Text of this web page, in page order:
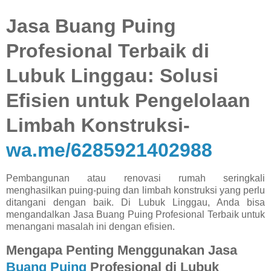
Jasa Buang Puing
Profesional Terbaik di
Lubuk Linggau: Solusi
Efisien untuk Pengelolaan
Limbah Konstruksi-
wa.me/6285921402988
Pembangunan atau renovasi rumah seringkali
menghasilkan puing-puing dan limbah konstruksi yang perlu
ditangani dengan baik. Di Lubuk Linggau, Anda bisa
mengandalkan Jasa Buang Puing Profesional Terbaik untuk
menangani masalah ini dengan efisien.
Mengapa Penting Menggunakan Jasa
Buang Puing Profesional di Lubuk